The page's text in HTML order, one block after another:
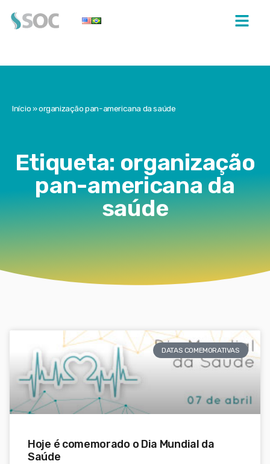
Início»organização pan-americana da saúde
Etiqueta: organização
pan-americana da
saúde
DATAS COMEMORATIVAS
Hoje é comemorado o Dia Mundial da
Saúde